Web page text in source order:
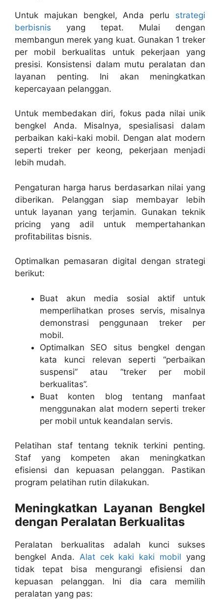
Untuk majukan bengkel, Anda perlu strategi
berbisnis yang tepat. Mulai dengan
membangun merek yang kuat. Gunakan 1 treker
per mobil berkualitas untuk pekerjaan yang
presisi. Konsistensi dalam mutu peralatan dan
layanan penting. Ini akan meningkatkan
kepercayaan pelanggan.
Untuk membedakan diri, fokus pada nilai unik
bengkel Anda. Misalnya, spesialisasi dalam
perbaikan kaki-kaki mobil. Dengan alat modern
seperti treker per keong, pekerjaan menjadi
lebih mudah.
Pengaturan harga harus berdasarkan nilai yang
diberikan. Pelanggan siap membayar lebih
untuk layanan yang terjamin. Gunakan teknik
pricing yang adil untuk mempertahankan
profitabilitas bisnis.
Optimalkan pemasaran digital dengan strategi
berikut:
Buat akun media sosial aktif untuk
memperlihatkan proses servis, misalnya
demonstrasi penggunaan treker per
mobil.
Optimalkan SEO situs bengkel dengan
kata kunci relevan seperti “perbaikan
suspensi” atau “treker per mobil
berkualitas”.
Buat konten blog tentang manfaat
menggunakan alat modern seperti treker
per mobil untuk keandalan servis.
Pelatihan staf tentang teknik terkini penting.
Staf yang kompeten akan meningkatkan
efisiensi dan kepuasan pelanggan. Pastikan
program pelatihan rutin dilakukan.
Meningkatkan Layanan Bengkel
dengan Peralatan Berkualitas
Peralatan berkualitas adalah kunci sukses
bengkel Anda. Alat cek kaki kaki mobil yang
tidak tepat bisa mengurangi efisiensi dan
kepuasan pelanggan. Ini dia cara memilih
peralatan yang pas: